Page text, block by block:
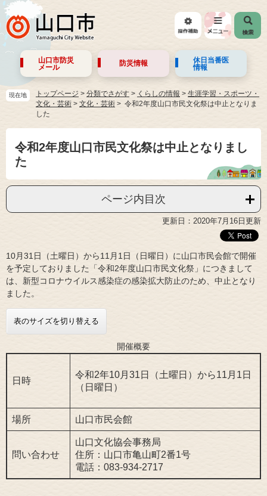
山口市防災
メール
防災情報
休日当番医
情報
現在地 トップページ > 分類でさがす > くらしの情報 > 生涯学習・スポーツ・
文化・芸術 > 文化・芸術
令和2年度山口市民文化祭は中止となりま
した
令和2年度山口市民文化祭は中止となりまし
た
ページ内目次
更新日：2020年7月16日更新
10月31日（土曜日）から11月1日（日曜日）に山口市民会館で開催
を予定しておりました「令和2年度山口市民文化祭」につきまして
は、新型コロナウイルス感染症の感染拡大防止のため、中止となり
ました。
表のサイズを切り替える
開催概要
日時
令和2年10月31日（土曜日）から11月1日
（日曜日）
場所 山口市民会館
問い合わせ
山口文化協会事務局
住所：山口市亀山町2番1号
電話：083-934-2717